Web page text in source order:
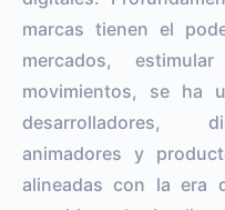
marcas tienen el
mercados,
movimientos, se ha
desarrolladores,
animadores y
alineadas con la era